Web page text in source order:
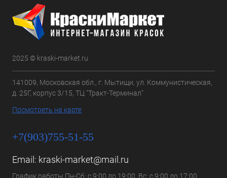
2025 © kraski-market.ru
141009, Московская обл., г. Мытищи, ул. Коммунистическая,
д. 25Г, корпус 3/15, ТЦ "Тракт-Терминал"
Посмотреть на карте
+7(903)755-51-55
Email: kraski-market@mail.ru
График работы Пн-Сб: с 9:00 до 19:00, Вс: с 9:00 до 17:00